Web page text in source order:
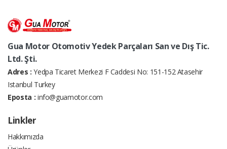
Gua Motor Otomotiv Yedek Parçaları San ve Dış Tic.
Ltd. Şti.
Adres : Yedpa Ticaret Merkezi F Caddesi No: 151-152 Atasehir
Istanbul Turkey
Eposta : info@guamotor.com
Linkler
Hakkımızda